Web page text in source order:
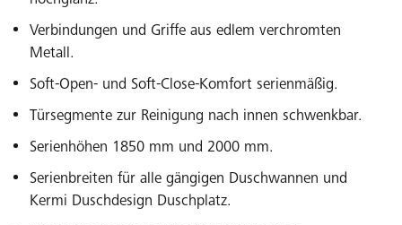
Verbindungen und Griffe aus edlem verchromten
Metall.
Soft-Open- und Soft-Close-Komfort serienmäßig.
Türsegmente zur Reinigung nach innen schwenkbar.
Serienhöhen 1850 mm und 2000 mm.
Serienbreiten für alle gängigen Duschwannen und
Kermi Duschdesign Duschplatz.